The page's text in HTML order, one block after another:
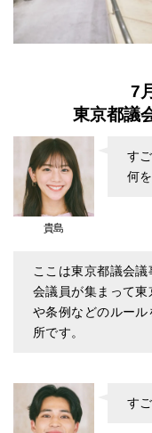
7
東京都議
貴島
す
何
ここは東京都議会
会議員が集まって
や条例などのルー
所です。
す